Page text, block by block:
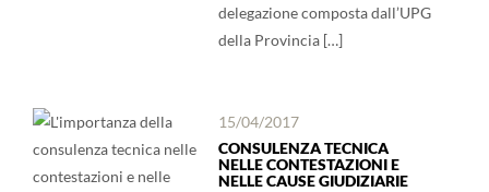
delegazione composta dall’UPG
della Provincia […]
15/04/2017
CONSULENZA TECNICA
NELLE CONTESTAZIONI E
NELLE CAUSE GIUDIZIARIE